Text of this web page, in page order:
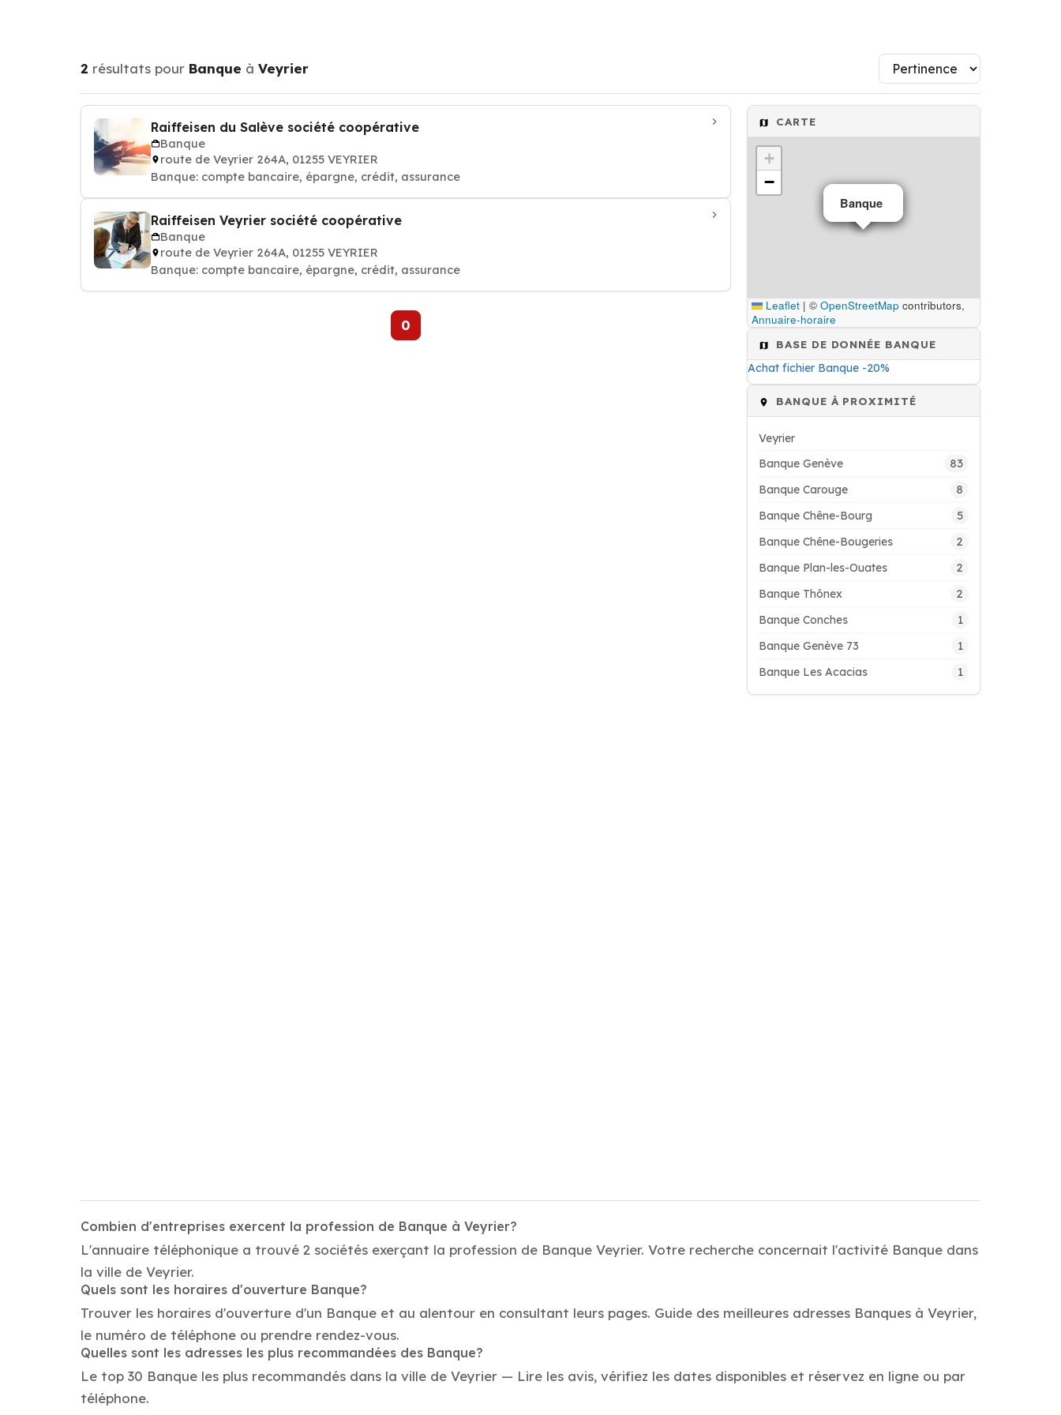
2 résultats pour Banque à Veyrier
Raiffeisen du Salève société coopérative
Banque
route de Veyrier 264A, 01255 VEYRIER
Banque: compte bancaire, épargne, crédit, assurance
Raiffeisen Veyrier société coopérative
Banque
route de Veyrier 264A, 01255 VEYRIER
Banque: compte bancaire, épargne, crédit, assurance
0
CARTE
Banque
Banque
+
−
Leaflet | © OpenStreetMap contributors,
Annuaire-horaire
BASE DE DONNÉE BANQUE
Achat fichier Banque -20%
BANQUE À PROXIMITÉ
Veyrier
Banque Genève
83
Banque Carouge 8
Banque Chêne-Bourg 5
Banque Chêne-Bougeries 2
Banque Plan-les-Ouates 2
Banque Thônex 2
Banque Conches 1
Banque Genève 73 1
Banque Les Acacias 1
Combien d'entreprises exercent la profession de Banque à Veyrier?
L'annuaire téléphonique a trouvé 2 sociétés exerçant la profession de Banque Veyrier. Votre recherche concernait l'activité Banque dans
la ville de Veyrier.
Quels sont les horaires d'ouverture Banque?
Trouver les horaires d'ouverture d'un Banque et au alentour en consultant leurs pages. Guide des meilleures adresses Banques à Veyrier,
le numéro de téléphone ou prendre rendez-vous.
Quelles sont les adresses les plus recommandées des Banque?
Le top 30 Banque les plus recommandés dans la ville de Veyrier — Lire les avis, vérifiez les dates disponibles et réservez en ligne ou par
téléphone.